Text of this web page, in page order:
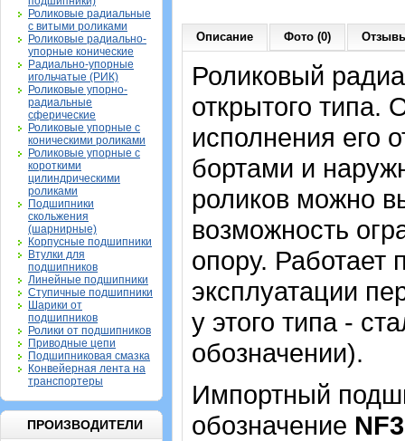
Роликовые радиальные
с витыми роликами
Роликовые радиально-
упорные конические
Радиально-упорные
игольчатые (РИК)
Роликовые упорно-
радиальные
сферические
Роликовые упорные с
коническими роликами
Роликовые упорные с
короткими
цилиндрическими
роликами
Подшипники
скольжения
(шарнирные)
Корпусные подшипники
Втулки для
подшипников
Линейные подшипники
Ступичные подшипники
Шарики от
подшипников
Ролики от подшипников
Приводные цепи
Подшипниковая смазка
Конвейерная лента на
транспортеры
ПРОИЗВОДИТЕЛИ
Описание Фото (0)
Роликовый
открытого типа.
исполнения его
бортами и
роликов можно
возможность
опору. Работает
эксплуатации
у этого типа -
обозначении).
Импортный
обозначение